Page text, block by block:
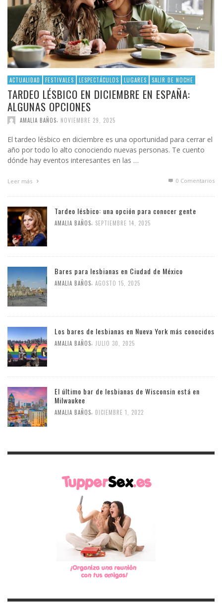
ACTUALIDAD FESTIVALES LESPECTÁCULOS LUGARES SALIR DE NOCHE
TARDEO LÉSBICO EN DICIEMBRE EN ESPAÑA:
ALGUNAS OPCIONES
AMALIA BAÑOS NOVIEMBRE 29, 2025
El tardeo lésbico en diciembre es una oportunidad para cerrar el
año por todo lo alto conociendo nuevas personas. Te cuento
dónde hay eventos interesantes en las …
Leer más 0 Comentarios
Tardeo lésbico: una opción para conocer gente
AMALIA BAÑOS SEPTIEMBRE 14, 2025
Bares para lesbianas en Ciudad de México
AMALIA BAÑOS AGOSTO 15, 2025
Los bares de lesbianas en Nueva York más conocidos
AMALIA BAÑOS JULIO 30, 2025
El último bar de lesbianas de Wisconsin está en
Milwaukee
AMALIA BAÑOS DICIEMBRE 1, 2022